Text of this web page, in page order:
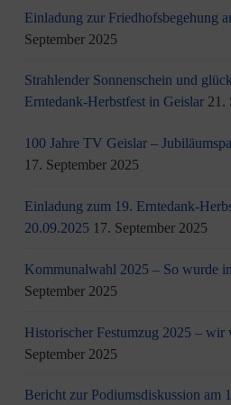
Einladung zur Friedhofsbegehung
September 2025
Strahlender Sonnenschein und
Erntedank-Herbstfest in Geislar 21.
100 Jahre TV Geislar –
17. September 2025
Einladung zum 19. Erntedank-
20.09.2025 17. September 2025
Kommunalwahl 2025 – So wurde
September 2025
Historischer Festumzug 2025 – wir
September 2025
Bericht zur Podiumsdiskussion am